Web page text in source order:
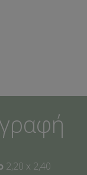
2,20 x 2,40